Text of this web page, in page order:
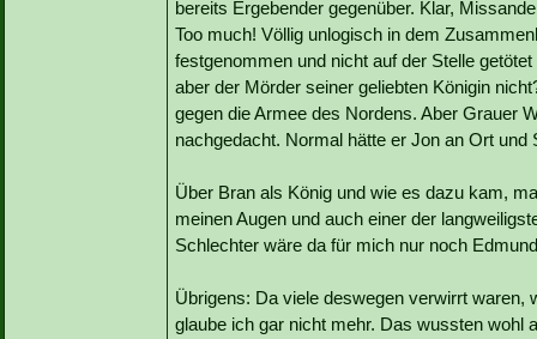
bereits Ergebender gegenüber. Klar,
Too much! Völlig unlogisch in dem
festgenommen und nicht auf der Stelle
aber der Mörder seiner geliebten Königin
gegen die Armee des Nordens. Aber Grauer
nachgedacht. Normal hätte er Jon an Ort
Über Bran als König und wie es dazu kam,
meinen Augen und auch einer der
Schlechter wäre da für mich nur noch
Übrigens: Da viele deswegen verwirrt waren,
glaube ich gar nicht mehr. Das wussten wohl